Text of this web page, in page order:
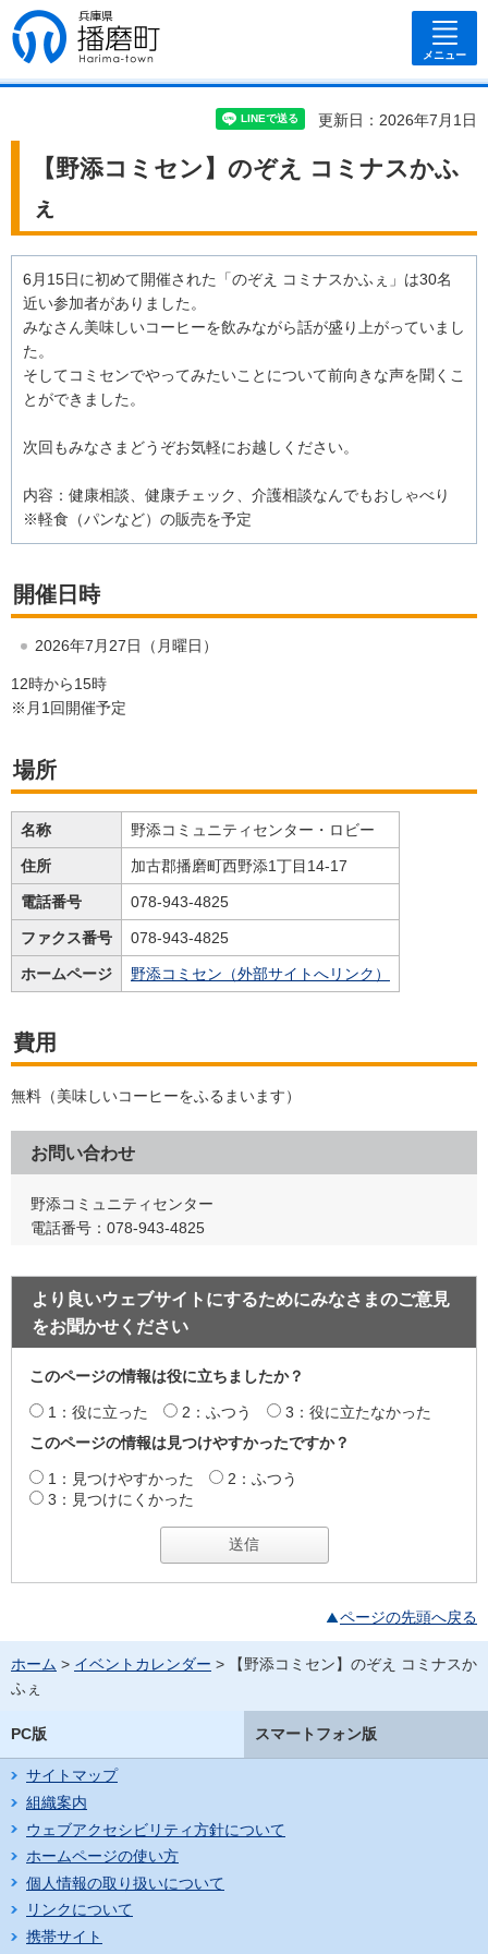
兵庫県 播磨
町
メニュー
更新日：2026年7月1日
【野添コミセン】のぞえ コミナスかふ
ぇ
6月15日に初めて開催された「のぞえ コミナスかふぇ」は30名
近い参加者がありました。
みなさん美味しいコーヒーを飲みながら話が盛り上がっていまし
た。
そしてコミセンでやってみたいことについて前向きな声を聞くこ
とができました。
次回もみなさまどうぞお気軽にお越しください。
内容：健康相談、健康チェック、介護相談なんでもおしゃべり
※軽食（パンなど）の販売を予定
開催日時
2026年7月27日（月曜日）
12時から15時
※月1回開催予定
場所
名称 野添コミュニティセンター・ロビー
住所 加古郡播磨町西野添1丁目14-17
電話番号 078-943-4825
ファクス番号 078-943-4825
ホームページ 野添コミセン（外部サイトへリンク）
費用
無料（美味しいコーヒーをふるまいます）
お問い合わせ
野添コミュニティセンター
電話番号：078-943-4825
より良いウェブサイトにするためにみなさまのご意見
をお聞かせください
このページの情報は役に立ちましたか？
1：役に立った 2：ふつう
3：役に立たなかった
このページの情報は見つけやすかったですか？
1：見つけやすかった
2：ふつう
3：見つけにくかった
ページの先頭へ戻る
ホーム > イベントカレンダー > 【野添コミセン】のぞえ コミナスか
ふぇ
PC版 スマートフォン版
サイトマップ
組織案内
ウェブアクセシビリティ方針について
ホームページの使い方
個人情報の取り扱いについて
リンクについて
携帯サイト